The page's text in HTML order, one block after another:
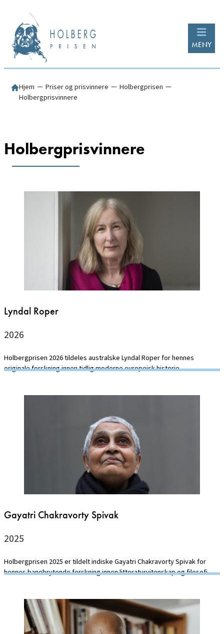
innhold
MENY
Hjem ─ Priser og prisvinnere ─ Holbergprisen ─
Holbergprisvinnere
Holbergprisvinnere
Lyndal Roper
2026
Holbergprisen 2026 tildeles australske Lyndal Roper for hennes
originale forskning innen tidlig moderne europeisk historie.
Gayatri Chakravorty Spivak
2025
Holbergprisen 2025 er tildelt indiske Gayatri Chakravorty Spivak for
hennes banebrytende forskning innen litteraturvitenskap og filosofi.